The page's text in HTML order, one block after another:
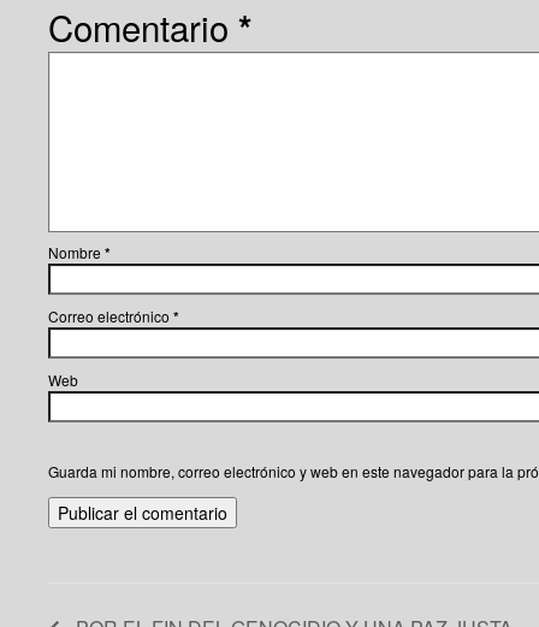
Comentario *
Nombre *
Correo electrónico *
Web
Guarda mi nombre, correo electrónico y web en este navegador para la